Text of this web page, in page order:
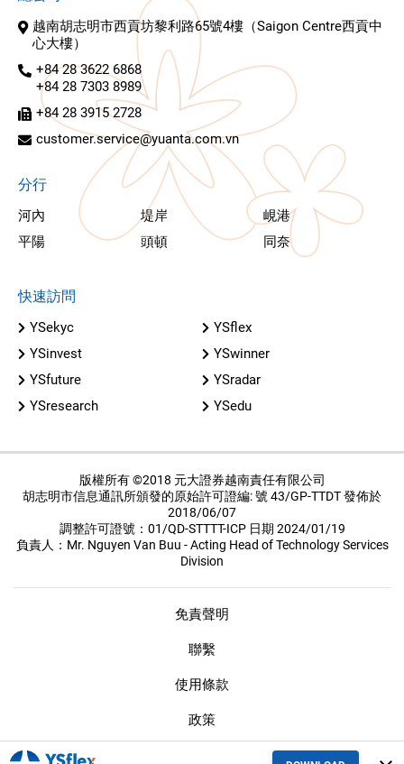
越南胡志明市西貢坊黎利路65號4樓（Saigon Centre西貢中
心大樓）
+84 28 3622 6868
+84 28 7303 8989
+84 28 3915 2728
customer.service@yuanta.com.vn
分行
河內 堤岸
峴港
平陽
頭頓 同奈
快速訪問
YSekyc
YSflex
YSinvest
YSwinner
YSfuture
YSradar
YSresearch
YSedu
版權所有 ©2018 元大證券越南責任有限公司
胡志明市信息通訊所頒發的原始許可證編: 號 43/GP-TTDT 發佈於
2018/06/07
調整許可證號：01/QD-STTTT-ICP 日期 2024/01/19
負責人：Mr. Nguyen Van Buu - Acting Head of Technology Services
Division
免責聲明
聯繫
使用條款
政策